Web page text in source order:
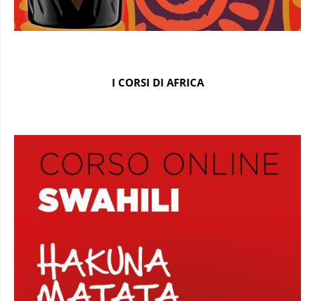
I CORSI DI AFRICA